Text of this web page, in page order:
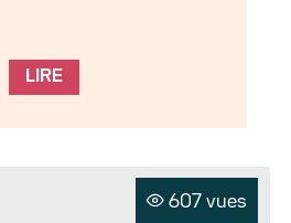
LIRE
607 vues